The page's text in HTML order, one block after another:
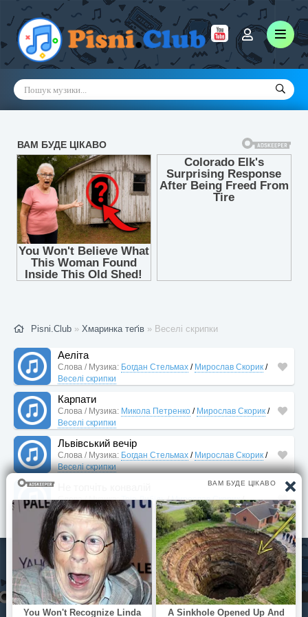
Pisni.Club » Хмаринка теґів » Веселі скрипки
Аеліта
Слова / Музика: Богдан Стельмах / Мирослав Скорик /
Веселі скрипки
Карпати
Слова / Музика: Микола Петренко / Мирослав Скорик /
Веселі скрипки
Львівський вечір
Слова / Музика: Богдан Стельмах / Мирослав Скорик /
Веселі скрипки
Слова / Музика: Тріо Либідь/Мирослав Скорик/
Ростислав Братунь/ Веселі скрипки
© Pisni.Club 2020 - 2026 З будь-яких питань звертайтесь на
поштуyour.feedback.tpl@gmail.com